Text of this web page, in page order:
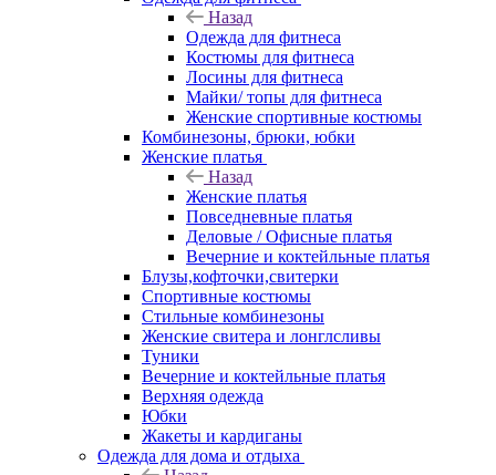
Назад
Одежда для фитнеса
Костюмы для фитнеса
Лосины для фитнеса
Майки/ топы для фитнеса
Женские спортивные костюмы
Комбинезоны, брюки, юбки
Женские платья
Назад
Женские платья
Повседневные платья
Деловые / Офисные платья
Вечерние и коктейльные платья
Блузы,кофточки,свитерки
Спортивные костюмы
Стильные комбинезоны
Женские свитера и лонглсливы
Туники
Вечерние и коктейльные платья
Верхняя одежда
Юбки
Жакеты и кардиганы
Одежда для дома и отдыха